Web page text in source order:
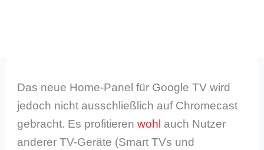
Das neue Home-Panel für Google TV wird
jedoch nicht ausschließlich auf Chromecast
gebracht. Es profitierenwohl auch Nutzer
anderer TV-Geräte (Smart TVs und